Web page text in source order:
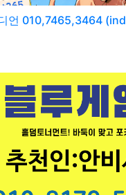
언 010,7465,3464